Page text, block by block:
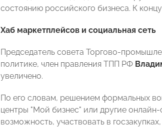
состоянию российского бизнеса. К
Хаб маркетплейсов и социальная сеть
Председатель совета Торгово-
политике, член правления ТПП РФ
увеличено.
По его словам, решением формальных
центры "Мой бизнес" или другие
возможность, участвовать в